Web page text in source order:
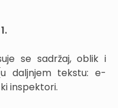
se sadržaj, oblik i
daljnjem tekstu: e-
inspektori.